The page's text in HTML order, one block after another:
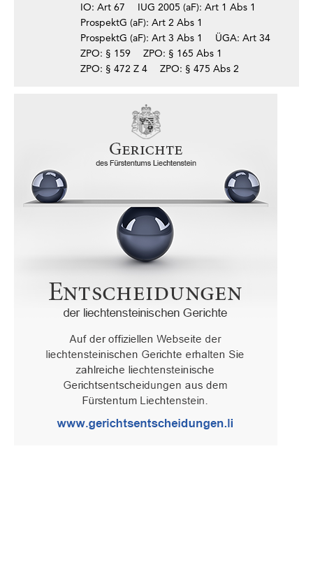
IO: Art 67
IUG 2005 (aF): Art 1 Abs 1
ProspektG (aF): Art 2 Abs 1
ProspektG (aF): Art 3 Abs 1
ÜGA: Art 34
ZPO: § 159
ZPO: § 165 Abs 1
ZPO: § 472 Z 4
ZPO: § 475 Abs 2